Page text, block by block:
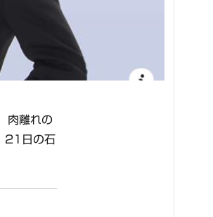
肉離れの
21日の石